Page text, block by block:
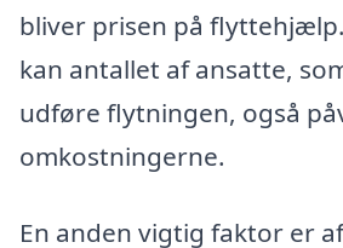
bliver prisen på
kan antallet af ansatte,
udføre flytningen, også
omkostningerne.
En anden vigtig faktor er